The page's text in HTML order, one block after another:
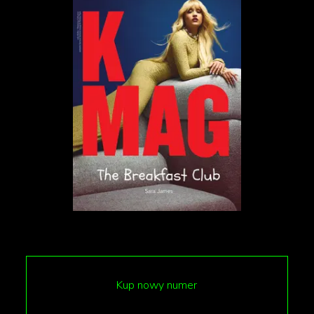
Kto naprawdę jest muzą?
Kup nowy numer